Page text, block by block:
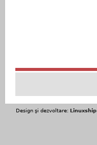
Design şi dezvoltare: Linuxship